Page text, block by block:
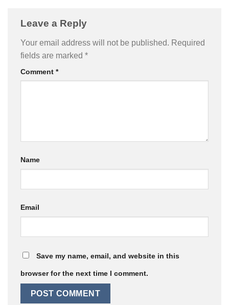
Leave a Reply
Your email address will not be published. Required
fields are marked *
Comment *
Name
Email
Save my name, email, and website in this
browser for the next time I comment.